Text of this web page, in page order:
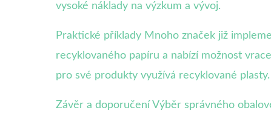
vysoké náklady na výzkum a vývoj.
Praktické příklady Mnoho značek již
recyklovaného papíru a nabízí možnost
pro své produkty využívá recyklované plasty.
Závěr a doporučení Výběr správného